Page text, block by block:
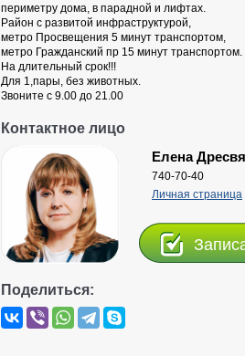
периметру дома, в парадной и лифтах.
Район с развитой инфраструктурой,
метро Просвещения 5 минут транспортом,
метро Гражданский пр 15 минут транспортом.
На длительный срок!!!
Для 1,пары, без животных.
Звоните с 9.00 до 21.00
Контактное лицо
Елена
740-70-40
Личная страница
Поделиться: